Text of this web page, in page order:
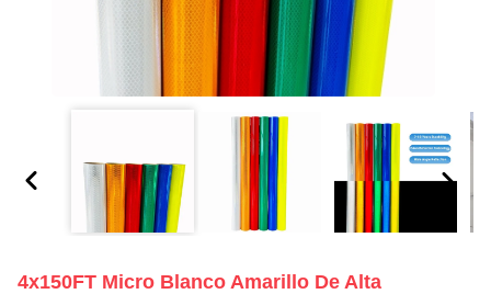
4x150FT Micro Blanco Amarillo De Alta